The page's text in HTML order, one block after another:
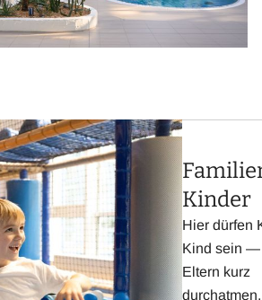
Kinder
Hier dürfen
Kind sein —
Eltern kurz
durchatmen.